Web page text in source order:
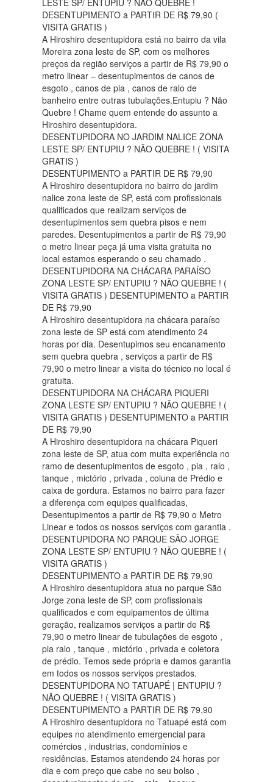
LESTE SP/ ENTUPIU ? NÃO QUEBRE !
DESENTUPIMENTO a PARTIR DE R$ 79,90 (
VISITA GRATIS )
A Hiroshiro desentupidora está no bairro da vila
Moreira zona leste de SP, com os melhores
preços da região serviços a partir de R$ 79,90 o
metro linear – desentupimentos de canos de
esgoto , canos de pia , canos de ralo de
banheiro entre outras tubulações.Entupiu ? Não
Quebre ! Chame quem entende do assunto a
Hiroshiro desentupidora.
DESENTUPIDORA NO JARDIM NALICE ZONA
LESTE SP/ ENTUPIU ? NÃO QUEBRE ! ( VISITA
GRATIS )
DESENTUPIMENTO a PARTIR DE R$ 79,90
A Hiroshiro desentupidora no bairro do jardim
nalice zona leste de SP, está com profissionais
qualificados que realizam serviços de
desentupimentos sem quebra pisos e nem
paredes. Desentupimentos a partir de R$ 79,90
o metro linear peça já uma visita gratuita no
local estamos esperando o seu chamado .
DESENTUPIDORA NA CHÁCARA PARAÍSO
ZONA LESTE SP/ ENTUPIU ? NÃO QUEBRE ! (
VISITA GRATIS ) DESENTUPIMENTO a PARTIR
DE R$ 79,90
A Hiroshiro desentupidora na chácara paraíso
zona leste de SP está com atendimento 24
horas por dia. Desentupimos seu encanamento
sem quebra quebra , serviços a partir de R$
79,90 o metro linear a visita do técnico no local é
gratuita.
DESENTUPIDORA NA CHÁCARA PIQUERI
ZONA LESTE SP/ ENTUPIU ? NÃO QUEBRE ! (
VISITA GRATIS ) DESENTUPIMENTO a PARTIR
DE R$ 79,90
A Hiroshiro desentupidora na chácara Piqueri
zona leste de SP, atua com muita experiência no
ramo de desentupimentos de esgoto , pia , ralo ,
tanque , mictório , privada , coluna de Prédio e
caixa de gordura. Estamos no bairro para fazer
a diferença com equipes qualificadas,
Desentupimentos a partir de R$ 79,90 o Metro
Linear e todos os nossos serviços com garantia .
DESENTUPIDORA NO PARQUE SÃO JORGE
ZONA LESTE SP/ ENTUPIU ? NÃO QUEBRE ! (
VISITA GRATIS )
DESENTUPIMENTO a PARTIR DE R$ 79,90
A Hiroshiro desentupidora atua no parque São
Jorge zona leste de SP, com profissionais
qualificados e com equipamentos de última
geração, realizamos serviços a partir de R$
79,90 o metro linear de tubulações de esgoto ,
pia ralo , tanque , mictório , privada e coletora
de prédio. Temos sede própria e damos garantia
em todos os nossos serviços prestados.
DESENTUPIDORA NO TATUAPÉ | ENTUPIU ?
NÃO QUEBRE ! ( VISITA GRATIS )
DESENTUPIMENTO a PARTIR DE R$ 79,90
A Hiroshiro desentupidora no Tatuapé está com
equipes no atendimento emergencial para
comércios , industrias, condomínios e
residências. Estamos atendendo 24 horas por
dia e com preço que cabe no seu bolso ,